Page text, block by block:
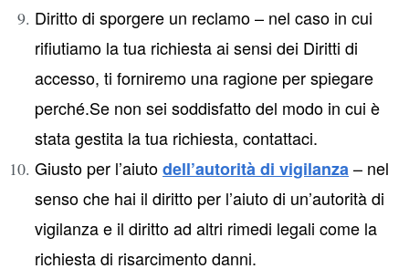
Diritto di sporgere un reclamo – nel caso in cui
rifiutiamo la tua richiesta ai sensi dei Diritti di
accesso, ti forniremo una ragione per spiegare
perché.Se non sei soddisfatto del modo in cui è
stata gestita la tua richiesta, contattaci.
Giusto per l’aiutodell’autorità di vigilanza– nel
senso che hai il diritto per l’aiuto di un’autorità di
vigilanza e il diritto ad altri rimedi legali come la
richiesta di risarcimento danni.